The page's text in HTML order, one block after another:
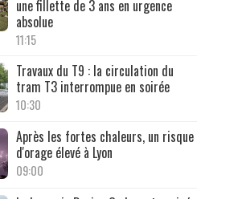
une fillette de 3 ans en urgence
absolue
11:15
Travaux du T9 : la circulation du
tram T3 interrompue en soirée
10:30
Après les fortes chaleurs, un risque
d'orage élevé à Lyon
09:00